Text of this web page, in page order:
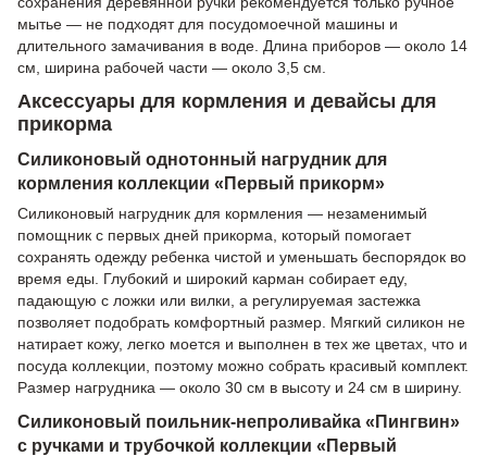
мытье — не подходят для посудомоечной машины и
длительного замачивания в воде. Длина приборов — около 14
см, ширина рабочей части — около 3,5 см.
Аксессуары для кормления и девайсы для
прикорма
Силиконовый однотонный нагрудник для
кормления коллекции «Первый прикорм»
Силиконовый нагрудник для кормления — незаменимый
помощник с первых дней прикорма, который помогает
сохранять одежду ребенка чистой и уменьшать беспорядок во
время еды. Глубокий и широкий карман собирает еду,
падающую с ложки или вилки, а регулируемая застежка
позволяет подобрать комфортный размер. Мягкий силикон не
натирает кожу, легко моется и выполнен в тех же цветах, что и
посуда коллекции, поэтому можно собрать красивый комплект.
Размер нагрудника — около 30 см в высоту и 24 см в ширину.
Силиконовый поильник-непроливайка «Пингвин»
с ручками и трубочкой коллекции «Первый